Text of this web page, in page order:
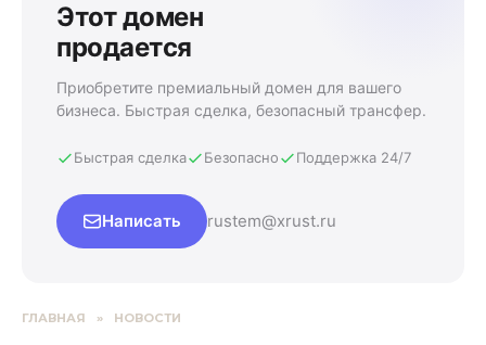
Этот домен
продается
Приобретите премиальный домен для вашего
бизнеса. Быстрая сделка, безопасный трансфер.
Быстрая сделка Безопасно Поддержка 24/7
Написать rustem@xrust.ru
ГЛАВНАЯ » НОВОСТИ